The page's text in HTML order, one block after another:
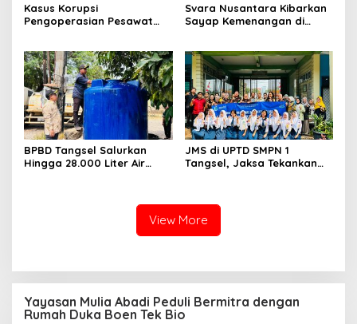
Kasus Korupsi
Pengoperasian Pesawat
Tersangka
Svara Nusantara Kibarkan
Sayap Kemenangan di
BPBD Tangsel Salurkan
Hingga 28.000 Liter Air
JMS di UPTD SMPN 1
Tangsel, Jaksa Tekankan
View More
Yayasan Mulia Abadi Peduli Bermitra dengan
Rumah Duka Boen Tek Bio